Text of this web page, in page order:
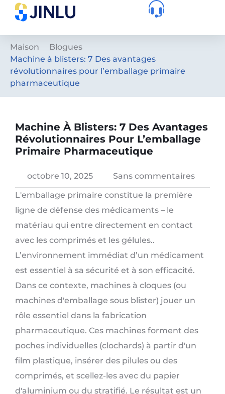
Maison
Blogues
Machine à blisters: 7 Des avantages
révolutionnaires pour l’emballage primaire
pharmaceutique
Machine À Blisters: 7 Des Avantages
Révolutionnaires Pour L’emballage
Primaire Pharmaceutique
octobre 10, 2025
Sans commentaires
L'emballage primaire constitue la première
ligne de défense des médicaments – le
matériau qui entre directement en contact
avec les comprimés et les gélules..
L’environnement immédiat d’un médicament
est essentiel à sa sécurité et à son efficacité.
Dans ce contexte, machines à cloques (ou
machines d'emballage sous blister) jouer un
rôle essentiel dans la fabrication
pharmaceutique. Ces machines forment des
poches individuelles (clochards) à partir d'un
film plastique, insérer des pilules ou des
comprimés, et scellez-les avec du papier
d'aluminium ou du stratifié. Le résultat est un